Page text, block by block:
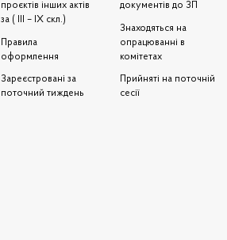
проєктів інших актів
за ( III – IX скл.)
Правила
оформлення
Зареєстровані за
поточний тиждень
документів до ЗП
Знаходяться на
опрацюванні в
комітетах
Прийняті на поточній
сесії